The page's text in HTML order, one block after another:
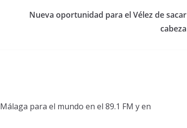
Nueva oportunidad para el Vélez de sacar
cabeza
para el mundo en el 89.1 FM y en